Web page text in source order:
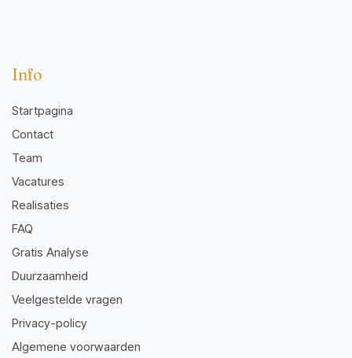
Info
Startpagina
Contact
Team
Vacatures
Realisaties
FAQ
Gratis Analyse
Duurzaamheid
Veelgestelde vragen
Privacy-policy
Algemene voorwaarden